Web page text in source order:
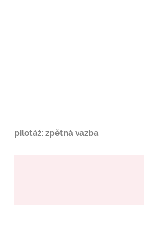
pilotáž: zpětná vazba